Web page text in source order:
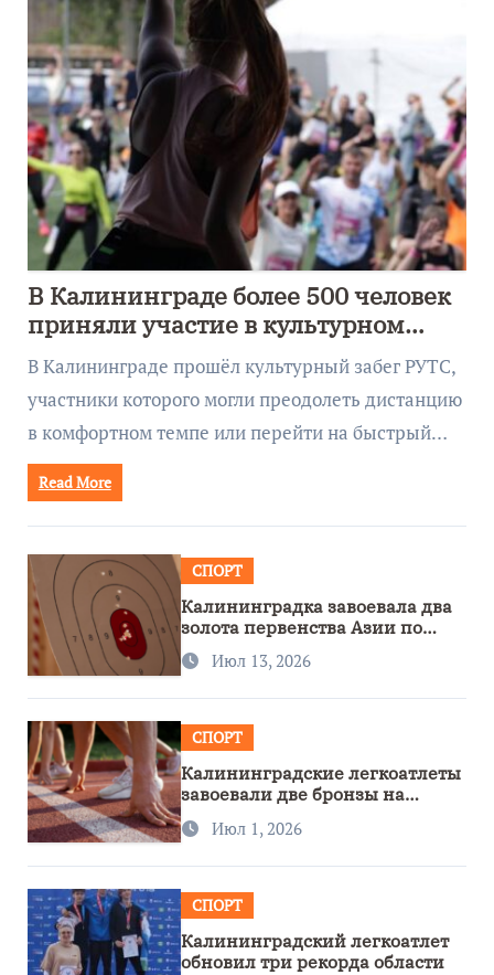
В Калининграде более 500 человек
приняли участие в культурном
забеге
В Калининграде прошёл культурный забег РУТС,
участники которого могли преодолеть дистанцию
в комфортном темпе или перейти на быстрый…
Read More
СПОРТ
Калининградка завоевала два
золота первенства Азии по
метанию ножа
Июл 13, 2026
СПОРТ
Калининградские легкоатлеты
завоевали две бронзы на
первенстве России
Июл 1, 2026
СПОРТ
Калининградский легкоатлет
обновил три рекорда области